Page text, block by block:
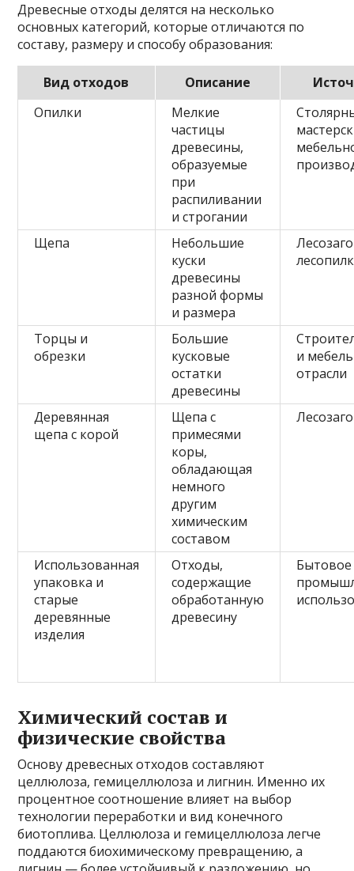
Древесные отходы делятся на несколько
основных категорий, которые отличаются по
составу, размеру и способу образования:
Вид отходов Описание
Опилки
Мелкие
частицы
древесины,
образуемые
при
распиливании
и строгании
Щепа
Небольшие
куски
древесины
разной формы
и размера
Торцы и
обрезки
Большие
кусковые
остатки
древесины
и
отрасли
Деревянная
щепа с корой
Щепа с
примесями
коры,
обладающая
немного
другим
химическим
составом
Использованная
упаковка и
старые
деревянные
изделия
Отходы,
содержащие
обработанную
древесину
Химический состав и
физические свойства
Основу древесных отходов составляют
целлюлоза, гемицеллюлоза и лигнин. Именно их
процентное соотношение влияет на выбор
технологии переработки и вид конечного
биотоплива. Целлюлоза и гемицеллюлоза легче
поддаются биохимическому превращению, а